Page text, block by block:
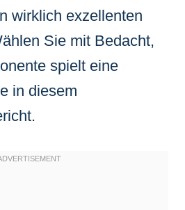
wirklich exzellenten
Sie mit Bedacht,
spielt eine
in diesem